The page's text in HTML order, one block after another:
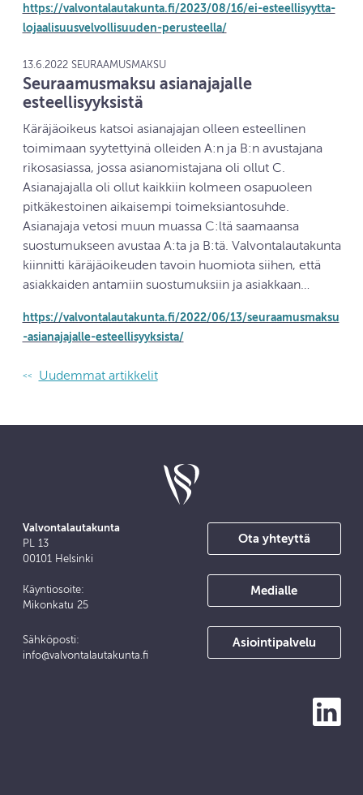
https://valvontalautakunta.fi/2023/08/16/ei-esteellisyytta-
lojaalisuusvelvollisuuden-perusteella/
13.6.2022 SEURAAMUSMAKSU
Seuraamusmaksu asianajajalle
esteellisyyksistä
Käräjäoikeus katsoi asianajajan olleen esteellinen
toimimaan syytettyinä olleiden A:n ja B:n avustajana
rikosasiassa, jossa asianomistajana oli ollut C.
Asianajajalla oli ollut kaikkiin kolmeen osapuoleen
pitkäkestoinen aikaisempi toimeksiantosuhde.
Asianajaja vetosi muun muassa C:ltä saamaansa
suostumukseen avustaa A:ta ja B:tä. Valvontalautakunta
kiinnitti käräjäoikeuden tavoin huomiota siihen, että
asiakkaiden antamiin suostumuksiin ja asiakkaan…
https://valvontalautakunta.fi/2022/06/13/seuraamusmaksu
-asianajajalle-esteellisyyksista/
Artikkelien selaus
Uudemmat artikkelit
Valvontalautakunta
PL 13
00101 Helsinki
Käyntiosoite:
Mikonkatu 25
Sähköposti:
info@valvontalautakunta.fi
Ota yhteyttä
Medialle
Asiointipalvelu